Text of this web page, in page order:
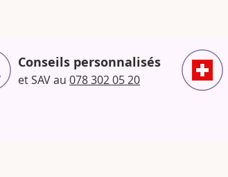
Conseils personnalisés
et SAV au 078 302 05 20